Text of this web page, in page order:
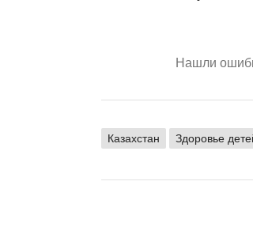
Нашли
Казахстан Здоровье